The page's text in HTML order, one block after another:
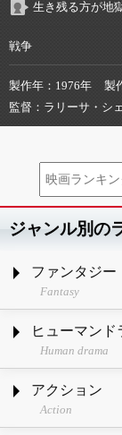
生き残る方が地
戦争
製作年 1976年 製
監督
ラリーサ・シ
ジャンル別の
ファンタジー
Fantasy
ヒューマンド
Human drama
アクション
Action